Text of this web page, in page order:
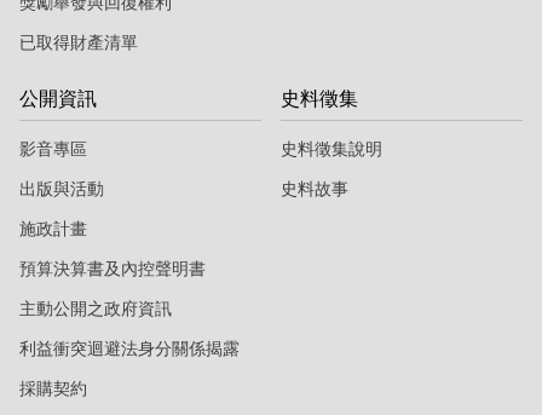
已取得財產清單
公開資訊
影音專區
出版與活動
施政計畫
預算決算書及內控聲明書
主動公開之政府資訊
利益衝突迴避法身分關係揭露
採購契約
史料徵集
史料徵集說明
史料故事